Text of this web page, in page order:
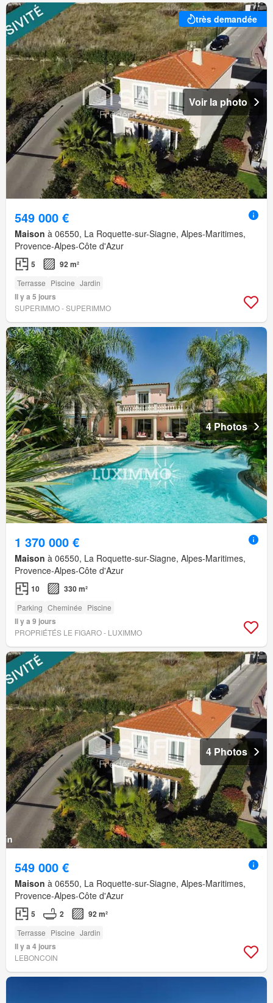
très demandée
Voir la photo
549 000 €
Maison à 06550, La Roquette-sur-Siagne, Alpes-Maritimes,
Provence-Alpes-Côte d'Azur
5 92 m²
Terrasse Piscine Jardin
Il y a 5 jours
SUPERIMMO - SUPERIMMO
4 Photos
1 370 000 €
Maison à 06550, La Roquette-sur-Siagne, Alpes-Maritimes,
Provence-Alpes-Côte d'Azur
10 330 m²
Parking Cheminée Piscine
Il y a 9 jours
PROPRIÉTÉS LE FIGARO - LUXIMMO
4 Photos
549 000 €
Maison à 06550, La Roquette-sur-Siagne, Alpes-Maritimes,
Provence-Alpes-Côte d'Azur
5 2 92 m²
Terrasse Piscine Jardin
Il y a 4 jours
LEBONCOIN